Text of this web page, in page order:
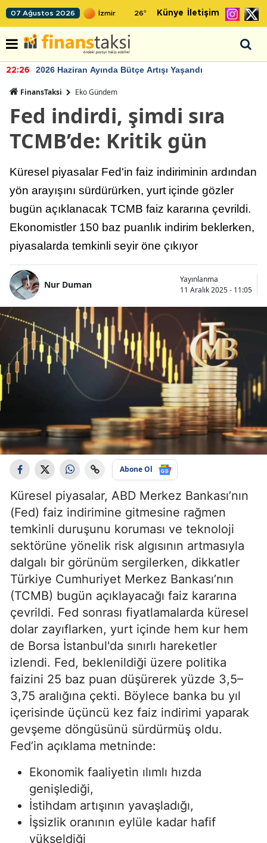
07 Ağustos 2026 26° Künye İletişim
22:26 2026 Haziran Ayında Bütçe Artışı Yaşandı
FinansTaksi Eko Gündem
Fed indirdi, şimdi sıra
TCMB’de: Kritik gün
Küresel piyasalar Fed'in faiz indiriminin ardından
yön arayışını sürdürürken, yurt içinde gözler
bugün açıklanacak TCMB faiz kararına çevrildi.
Ekonomistler 150 baz puanlık indirim beklerken,
piyasalarda temkinli seyir öne çıkıyor
Nur Duman
Yayınlanma
11 Aralık 2025 - 11:05
Abone Ol
Küresel piyasalar, ABD Merkez Bankası’nın
(Fed) faiz indirimine gitmesine rağmen
temkinli duruşunu koruması ve teknoloji
sektörüne yönelik risk algısının artmasıyla
dalgalı bir görünüm sergilerken, dikkatler
Türkiye Cumhuriyet Merkez Bankası’nın
(TCMB) bugün açıklayacağı faiz kararına
çevrildi. Fed sonrası fiyatlamalarda küresel
dolar zayıflarken, yurt içinde hem kur hem
de Borsa İstanbul'da sınırlı hareketler
izlendi. Fed, beklenildiği üzere politika
faizini 25 baz puan düşürerek yüzde 3,5–
3,75 aralığına çekti. Böylece banka bu yıl
içerisinde üçüncü kez faiz indirimi yaparak
gevşeme döngüsünü sürdürmüş oldu.
Fed’in açıklama metninde:
Ekonomik faaliyetin ılımlı hızda
genişlediği,
İstihdam artışının yavaşladığı,
İşsizlik oranının eylüle kadar hafif
yükseldiği